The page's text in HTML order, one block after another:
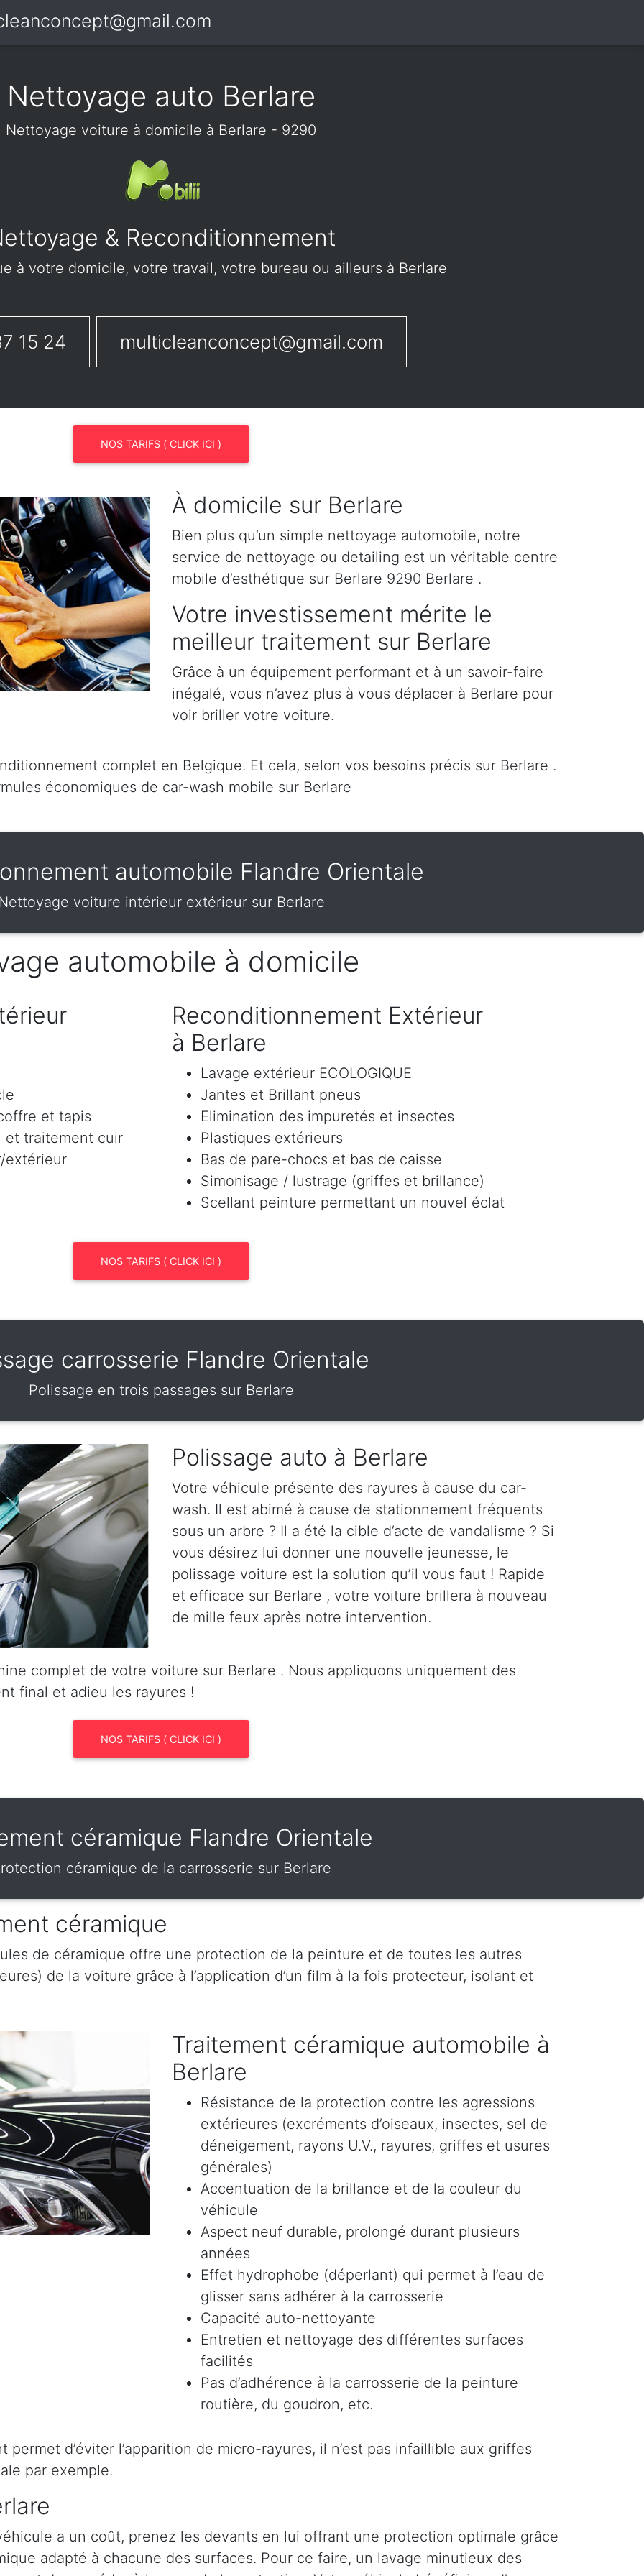
Nettoyage auto Berlare
Nettoyage voiture à domicile à Berlare - 9290
& Reconditionnement
à votre domicile, votre travail, votre bureau ou ailleurs à Berlare
15 24 multicleanconcept@gmail.com
NOS TARIFS ( CLICK ICI )
À domicile sur Berlare
Bien plus qu’un simple nettoyage automobile, notre
service de nettoyage ou detailing est un véritable centre
mobile d’esthétique sur Berlare 9290 Berlare .
Votre investissement mérite le
meilleur traitement sur Berlare
Grâce à un équipement performant et à un savoir-faire
inégalé, vous n’avez plus à vous déplacer à Berlare pour
voir briller votre voiture.
complet en Belgique. Et cela, selon vos besoins précis sur Berlare .
économiques de car-wash mobile sur Berlare
automobile Flandre Orientale
voiture intérieur extérieur sur Berlare
automobile à domicile
et tapis
et traitement cuir
extérieur
Reconditionnement Extérieur
à Berlare
Lavage extérieur ECOLOGIQUE
Jantes et Brillant pneus
Elimination des impuretés et insectes
Plastiques extérieurs
Bas de pare-chocs et bas de caisse
Simonisage / lustrage (griffes et brillance)
Scellant peinture permettant un nouvel éclat
NOS TARIFS ( CLICK ICI )
carrosserie Flandre Orientale
Polissage en trois passages sur Berlare
Polissage auto à Berlare
Votre véhicule présente des rayures à cause du car-
wash. Il est abimé à cause de stationnement fréquents
sous un arbre ? Il a été la cible d’acte de vandalisme ? Si
vous désirez lui donner une nouvelle jeunesse, le
polissage voiture est la solution qu’il vous faut ! Rapide
et efficace sur Berlare , votre voiture brillera à nouveau
de mille feux après notre intervention.
complet de votre voiture sur Berlare . Nous appliquons uniquement des
final et adieu les rayures !
NOS TARIFS ( CLICK ICI )
céramique Flandre Orientale
céramique de la carrosserie sur Berlare
céramique
de céramique offre une protection de la peinture et de toutes les autres
de la voiture grâce à l’application d’un film à la fois protecteur, isolant et
Traitement céramique automobile à
Berlare
Résistance de la protection contre les agressions
extérieures (excréments d’oiseaux, insectes, sel de
déneigement, rayons U.V., rayures, griffes et usures
générales)
Accentuation de la brillance et de la couleur du
véhicule
Aspect neuf durable, prolongé durant plusieurs
années
Effet hydrophobe (déperlant) qui permet à l’eau de
glisser sans adhérer à la carrosserie
Capacité auto-nettoyante
Entretien et nettoyage des différentes surfaces
facilités
Pas d’adhérence à la carrosserie de la peinture
routière, du goudron, etc.
d’éviter l’apparition de micro-rayures, il n’est pas infaillible aux griffes
par exemple.
a un coût, prenez les devants en lui offrant une protection optimale grâce
adapté à chacune des surfaces. Pour ce faire, un lavage minutieux des